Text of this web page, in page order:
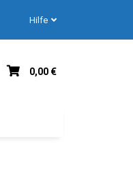
Hilfe
0,00 €